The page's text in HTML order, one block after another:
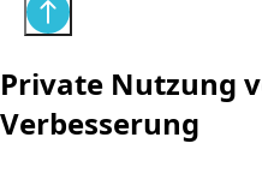
Private Nutzung
Verbesserung